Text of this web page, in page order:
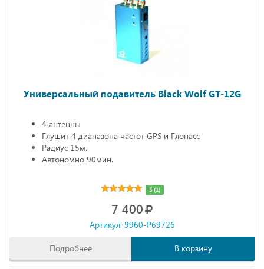
Универсальный подавитель Black Wolf GT-12G
4 антенны
Глушит 4 диапазона частот GPS и Глонасс
Радиус 15м.
Автономно 90мин.
5 (1)
7 400
Артикул: 9960-P69726
Подробнее В корзину